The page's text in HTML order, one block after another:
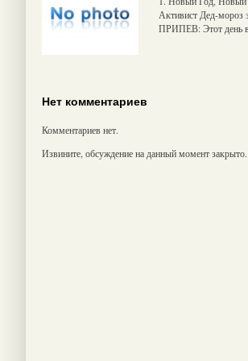
Активист Дед-мороз
ПРИПЕВ: Этот день в
Нет комментариев
Комментариев нет.
Извините, обсуждение на данный момент закрыто.